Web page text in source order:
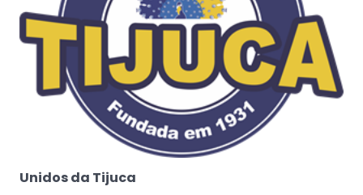
Unidos da Tijuca